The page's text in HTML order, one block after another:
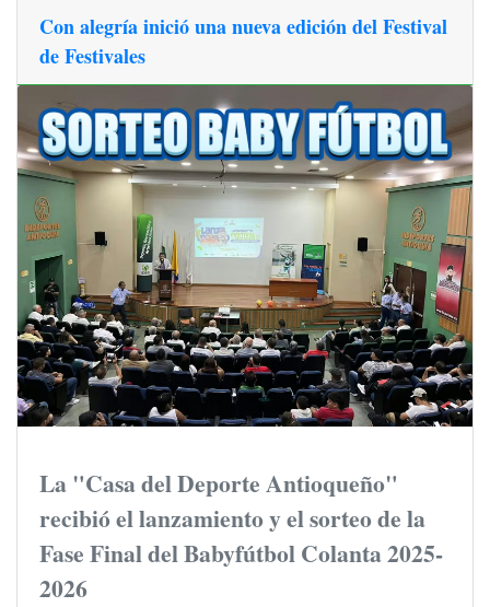
Con alegría inició una nueva edición del Festival
de Festivales
La "Casa del Deporte Antioqueño"
recibió el lanzamiento y el sorteo de la
Fase Final del Babyfútbol Colanta 2025-
2026